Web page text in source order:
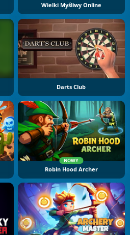
Wielki Myśliwy Online
Darts Club
NOWY
Robin Hood Archer